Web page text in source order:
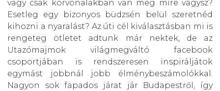
vagy csak körvonalakban van meg mire vágysz?
Esetleg egy bizonyos büdzsén belül szeretnéd
kihozni a nyaralást? Az úti cél kiválasztásban mi is
rengeteg ötletet adtunk már nektek, de az
Utazómajmok világmegváltó facebook
csoportjában is rendszeresen inspiráljátok
egymást jobbnál jobb élménybeszámolókkal.
Nagyon sok fapados járat jár Budapestről, így